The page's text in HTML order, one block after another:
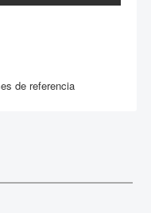
de referencia